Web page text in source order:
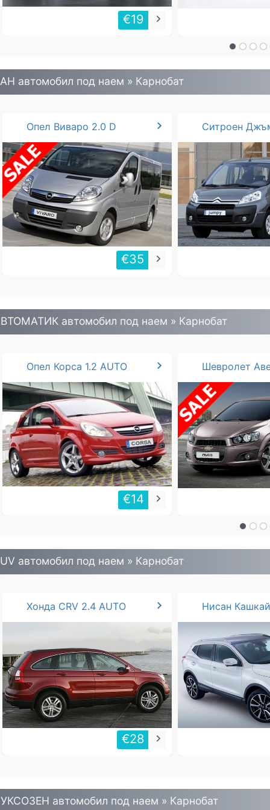
€19 keyboard_arrow_right
автомобил под наем » Карнобат
Опел Виваро 2.0 D chevron_right
€35 keyboard_arrow_right
автомобил под наем » Карнобат
Опел Корса 1.2 AUTO chevron_right
€14 keyboard_arrow_right
автомобил под наем » Карнобат
Хонда CRV 2.4 AUTO chevron_right
€28 keyboard_arrow_right
Нисан
автомобил под наем » Карнобат